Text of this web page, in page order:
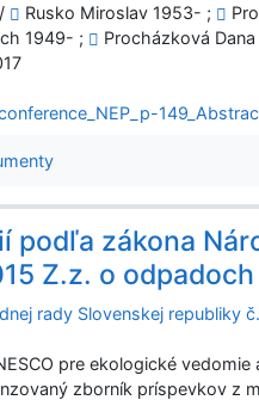
Rusko Miroslav 1953- ;
1949- ; Procházková
podľa zákona
Z.z. o odpadoch
rady Slovenskej republiky
pre ekologické
zborník príspevkov z